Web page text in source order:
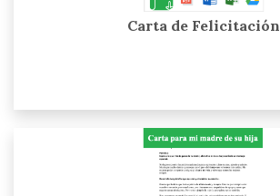
Carta de Felicitación